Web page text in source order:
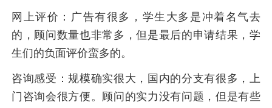
网上评价：广告有很多，学生大多是冲着名气去
的，顾问数量也非常多，但是最后的申请结果，学
生们的负面评价蛮多的。
咨询感受：规模确实很大，国内的分支有很多，上
门咨询会很方便。顾问的实力没有问题，但是有些